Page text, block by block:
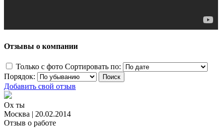
Отзывы о компании
Только с фото Сортировать по:
Порядок:
Добавить свой отзыв
Ох ты
Москва | 20.02.2014
Отзыв о работе